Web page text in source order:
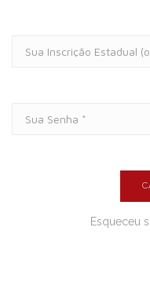
Esqueceu